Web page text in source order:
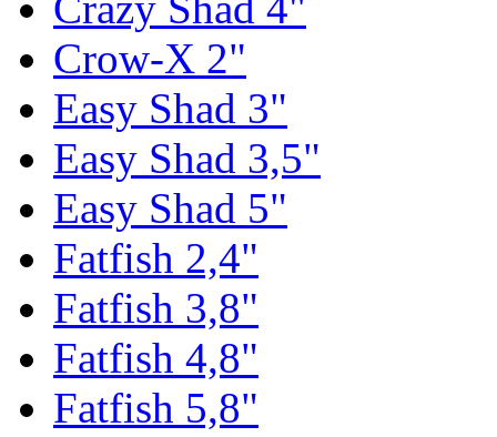
Crow-X 2"
Easy Shad 3"
Easy Shad 3,5"
Easy Shad 5"
Fatfish 2,4"
Fatfish 3,8"
Fatfish 4,8"
Fatfish 5,8"